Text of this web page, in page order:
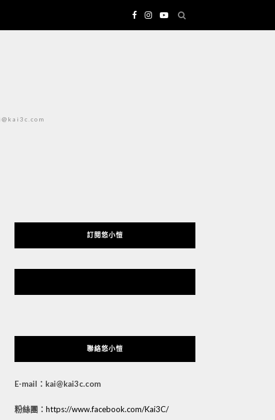
訂閱悠小愷
聯絡悠小愷
E-mail：kai@kai3c.com
粉絲團： https://www.facebook.com/Kai3C/